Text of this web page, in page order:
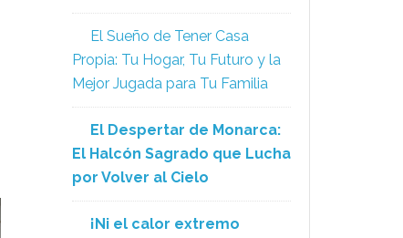
El Sueño de Tener Casa
Propia: Tu Hogar, Tu Futuro y la
Mejor Jugada para Tu Familia
El Despertar de Monarca:
El Halcón Sagrado que Lucha
por Volver al Cielo
¡Ni el calor extremo